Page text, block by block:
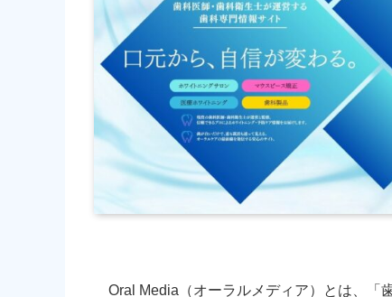
Oral Media（オーラルメディア）とは、「